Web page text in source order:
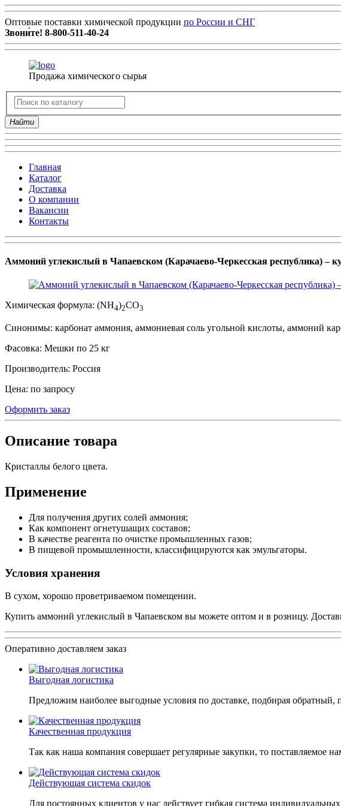
Оптовые поставки химической продукции по России и СНГ
Звони́те! 8-800-511-40-24
Продажа химического сырья
Найти
Главная
Каталог
Доставка
О компании
Вакансии
Контакты
Аммоний углекислый в Чапаевском (Карачаево-Черкесская республика) –
Химическая формула: (NH4)2CO3
Синонимы: карбонат аммония, аммониевая соль угольной кислоты, аммоний
Фасовка: Мешки по 25 кг
Производитель: Россия
Цена: по запросу
Оформить заказ
Описание товара
Кристаллы белого цвета.
Применение
Для получения других солей аммония;
Как компонент огнетушащих составов;
В качестве реагента по очистке промышленных газов;
В пищевой промышленности, классифицируются как эмульгаторы.
Условия хранения
В сухом, хорошо проветриваемом помещении.
Купить аммоний углекислый в Чапаевском вы можете оптом и в розницу.
Оперативно доставляем заказ
Выгодная логистика
Предложим наиболее выгодные условия по доставке, подбирая обратный,
Качественная продукция
Так как наша компания совершает регулярные закупки, то поставляемое
Действующая система скидок
Для постоянных клиентов у нас действует гибкая система